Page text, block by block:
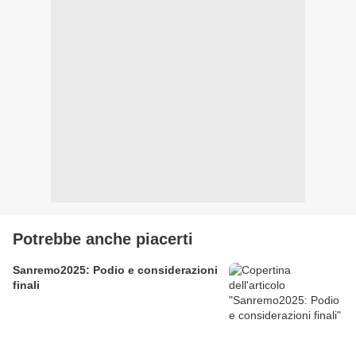
Potrebbe anche piacerti
Sanremo2025: Podio e considerazioni
finali